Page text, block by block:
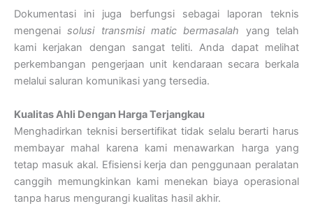
Dokumentasi ini juga berfungsi sebagai laporan teknis
mengenaisolusi transmisi matic bermasalah yang telah
kami kerjakan dengan sangat teliti. Anda dapat melihat
perkembangan pengerjaan unit kendaraan secara berkala
melalui saluran komunikasi yang tersedia.
Kualitas Ahli Dengan Harga Terjangkau
Menghadirkan teknisi bersertifikat tidak selalu berarti harus
membayar mahal karena kami menawarkan harga yang
tetap masuk akal. Efisiensi kerja dan penggunaan peralatan
canggih memungkinkan kami menekan biaya operasional
tanpa harus mengurangi kualitas hasil akhir.